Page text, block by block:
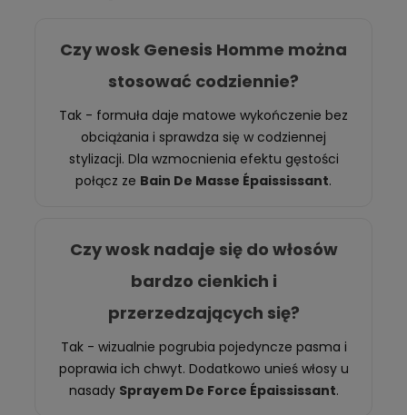
Czy wosk Genesis Homme można
stosować codziennie?
Tak - formuła daje matowe wykończenie bez
obciążania i sprawdza się w codziennej
stylizacji. Dla wzmocnienia efektu gęstości
połącz ze Bain De Masse Épaississant.
Czy wosk nadaje się do włosów
bardzo cienkich i
przerzedzających się?
Tak - wizualnie pogrubia pojedyncze pasma i
poprawia ich chwyt. Dodatkowo unieś włosy u
nasady Sprayem De Force Épaississant.